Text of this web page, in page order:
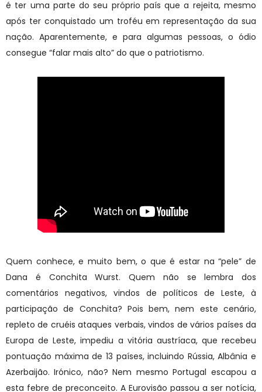
é ter uma parte do seu próprio país que a rejeita, mesmo
após ter conquistado um troféu em representação da sua
nação. Aparentemente, e para algumas pessoas, o ódio
consegue “falar mais alto” do que o patriotismo.
Quem conhece, e muito bem, o que é estar na “pele” de
Dana é Conchita Wurst. Quem não se lembra dos
comentários negativos, vindos de políticos de Leste, à
participação de Conchita? Pois bem, nem este cenário,
repleto de cruéis ataques verbais, vindos de vários países da
Europa de Leste, impediu a vitória austríaca, que recebeu
pontuação máxima de 13 países, incluindo Rússia, Albânia e
Azerbaijão. Irónico, não? Nem mesmo Portugal escapou a
esta febre de preconceito. A Eurovisão passou a ser notícia,